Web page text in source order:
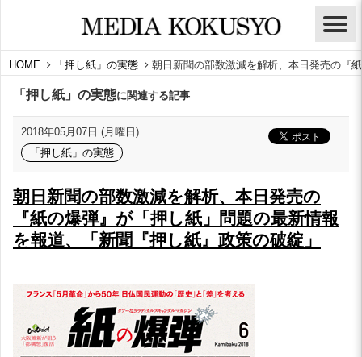
HOME 「押し紙」の実態 朝日新聞の部数激減を解析、本日発売の『
「押し紙」の実態に関連する記事
2018年05月07日 (月曜日)
「押し紙」の実態
朝日新聞の部数激減を解析、本日発売の
『紙の爆弾』が「押し紙」問題の最新情報
を報道、「新聞『押し紙』政策の破綻」